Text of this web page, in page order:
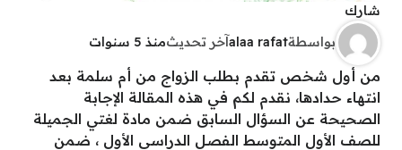
شارك
بواسطةalaa rafat آخر تحديثمنذ 5 سنوات
من أول شخص تقدم بطلب الزواج من أم سلمة بعد
انتهاء حدادها، نقدم لكم في هذه المقالة الإجابة
الصحيحة عن السؤال السابق ضمن مادة لغتي الجميلة
للصف الأول المتوسط الفصل الدراسي الأول ، ضمن